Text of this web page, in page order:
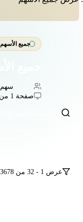
جميع الأسهم
سهم
صفحة 1 من 115
عرض 1 - 32 من 3678 سهم